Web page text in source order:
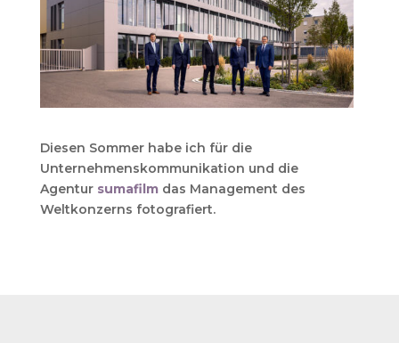
Diesen Sommer habe ich für die
Unternehmenskommunikation und die
Agentur sumafilm das Management des
Weltkonzerns fotografiert.